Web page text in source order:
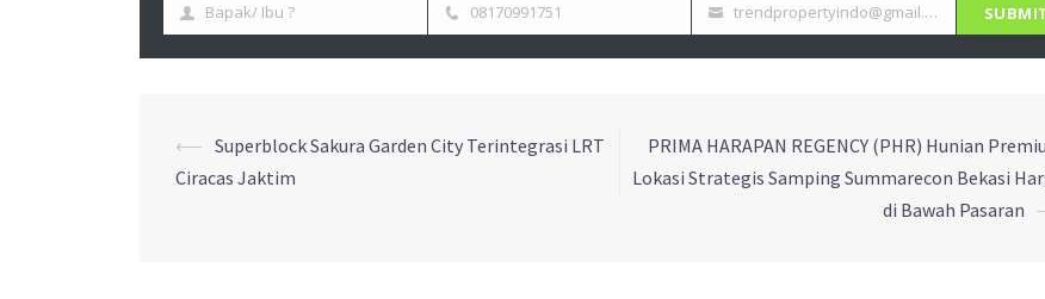
Bapak/ Ibu ? 08170991751 trendpropertyindo@gmail.com
⟵ Superblock Sakura Garden City Terintegrasi LRT
Ciracas Jaktim
PRIMA HARAPAN REGENCY (PHR) Hunian
Lokasi Strategis Samping Summarecon Bekasi
di Bawah Pasaran